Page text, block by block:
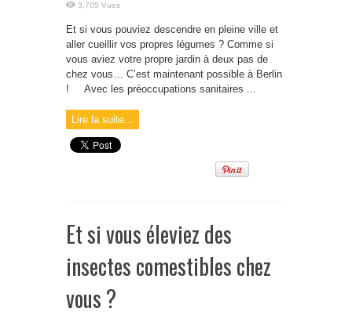
3,705 Vues
Et si vous pouviez descendre en pleine ville et
aller cueillir vos propres légumes ? Comme si
vous aviez votre propre jardin à deux pas de
chez vous… C’est maintenant possible à Berlin
! Avec les préoccupations sanitaires ...
Lire la suite...
Et si vous éleviez des
insectes comestibles chez
vous ?